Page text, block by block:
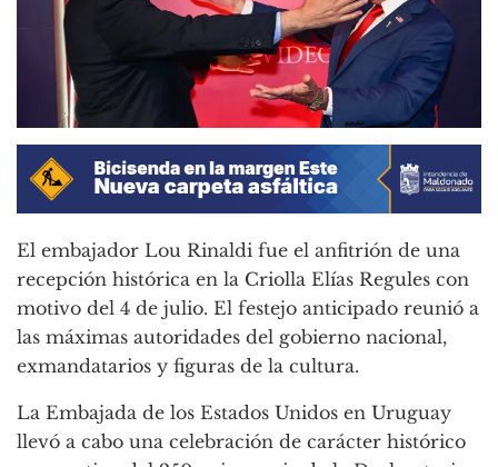
El embajador Lou Rinaldi fue el anfitrión de una
recepción histórica en la Criolla Elías Regules con
motivo del 4 de julio. El festejo anticipado reunió a
las máximas autoridades del gobierno nacional,
exmandatarios y figuras de la cultura.
La Embajada de los Estados Unidos en Uruguay
llevó a cabo una celebración de carácter histórico